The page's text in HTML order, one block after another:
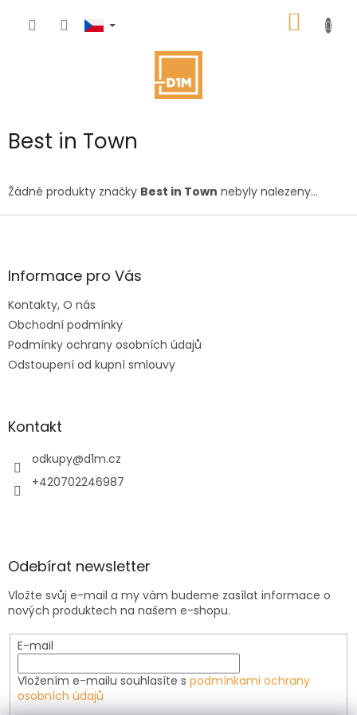
KOŠÍK
Best in Town
Žádné produkty značky Best in Town nebyly nalezeny...
Z
aInformace pro Vás
Kontakty, O nás
Obchodní podmínky
Podmínky ochrany osobních údajů
Odstoupení od kupní smlouvy
Kontakt
odkupy@d1m.cz
+420702246987
Odebírat newsletter
Vložte svůj e-mail a my vám budeme zasílat informace o
nových produktech na našem e-shopu.
E-mail
Vložením e-mailu souhlasíte s podmínkami ochrany
osobních údajů